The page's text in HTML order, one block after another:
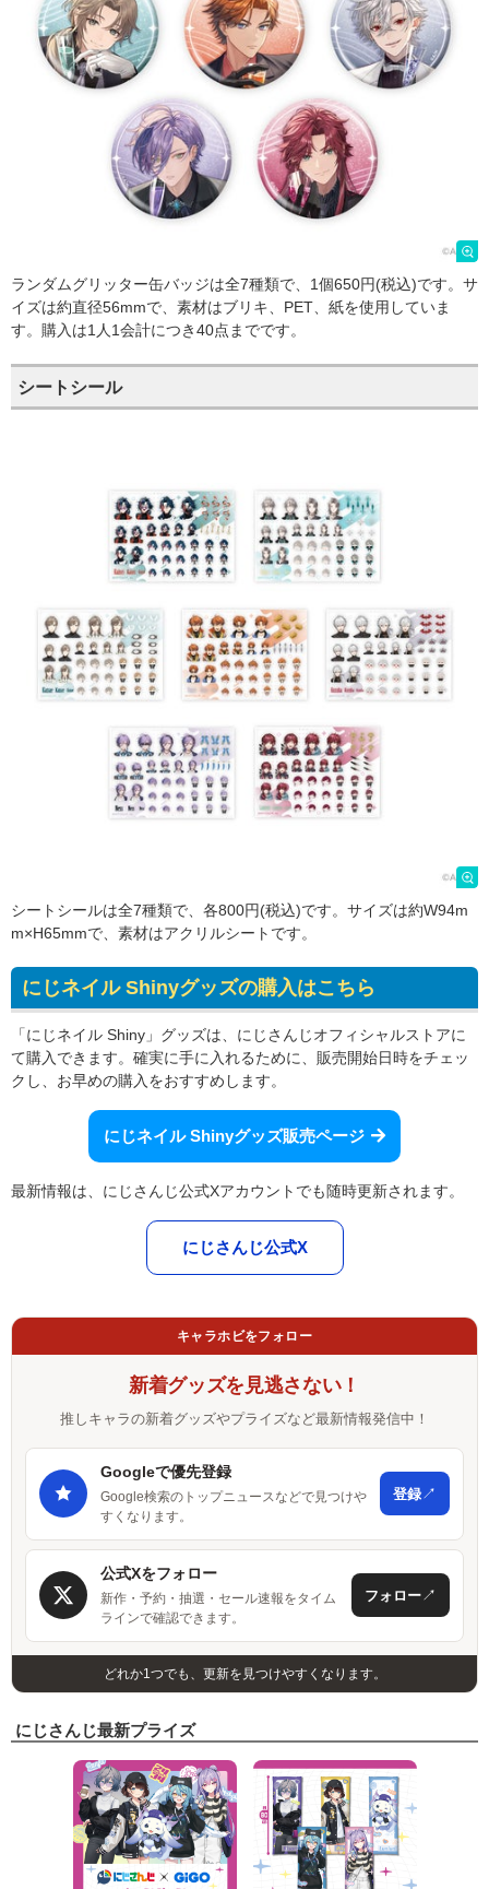
ランダムグリッター缶バッジは全7種類で、1個650円(税込)です。サ
イズは約直径56mmで、素材はブリキ、PET、紙を使用していま
す。購入は1人1会計につき40点までです。
シートシール
シートシールは全7種類で、各800円(税込)です。サイズは約W94m
m×H65mmで、素材はアクリルシートです。
にじネイル Shinyグッズの購入はこちら
「にじネイル Shiny」グッズは、にじさんじオフィシャルストアに
て購入できます。確実に手に入れるために、販売開始日時をチェッ
クし、お早めの購入をおすすめします。
にじネイル Shinyグッズ販売ページ
最新情報は、にじさんじ公式Xアカウントでも随時更新されます。
にじさんじ公式X
キャラホビをフォロー
新着グッズを見逃さない！
推しキャラの新着グッズやプライズなど最新情報発信中！
Googleで優先登録
Google検索のトップニュースなどで見つけや
すくなります。
登録↗
公式Xをフォロー
新作・予約・抽選・セール速報をタイム
ラインで確認できます。
フォロー↗
どれか1つでも、更新を見つけやすくなります。
にじさんじ最新プライズ